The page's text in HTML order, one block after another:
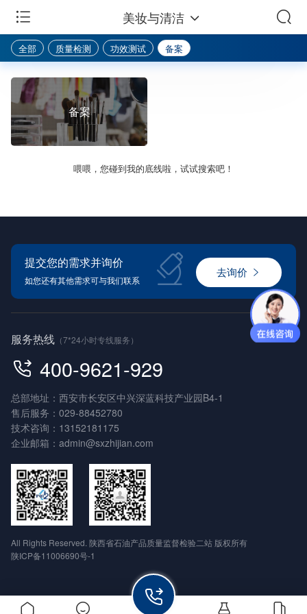
美妆与清洁
全部 质量检测 功效测试 备案
备案
喂喂，您碰到我的底线啦，试试搜索吧！
提交您的需求并询价
如您还有其他需求可与我们联系
去询价
服务热线 （7*24小时专线服务）
400-9621-929
总部地址：西安市长安区中兴深蓝科技产业园B4-1
售后服务： 029-88452780
技术咨询： 13152181175
企业邮箱： admin@sxzhijian.com
All Rights Reserved. 陕西省石油产品质量监督检验二站 版权所有
陕ICP备11006690号-1